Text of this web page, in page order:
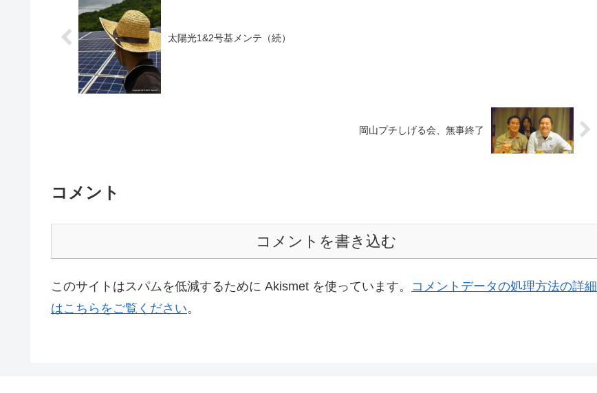
太陽光1&2号基メンテ（続）
岡山プチしげる会、無事終了
コメント
コメントを書き込む
このサイトはスパムを低減するために Akismet を使っています。 コメントデータの処理方法の詳細
はこちらをご覧ください。